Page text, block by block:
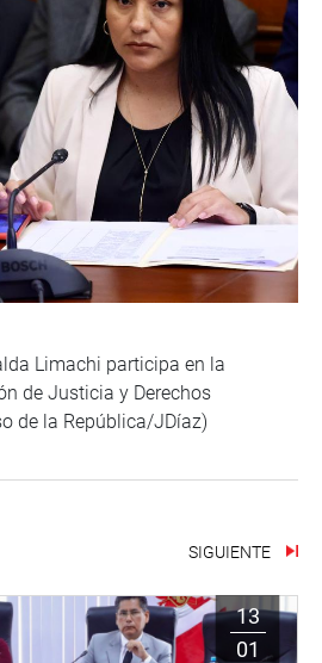
Limachi participa en la
de Justicia y Derechos
de la República/JDíaz)
SIGUIENTE
13
01